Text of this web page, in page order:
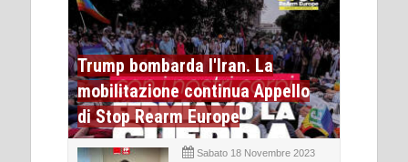
Trump bombarda l'Iran. La
mobilitazione continua Appello
di Stop Rearm Europe
Sabato 18 Novembre 2023